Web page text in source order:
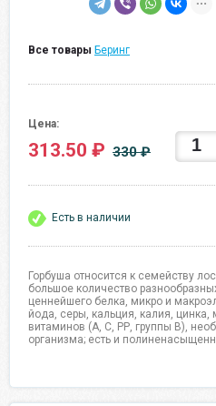
Все товары Беринг
Цена:
313.50 ₽ 330 ₽
Есть в наличии
Горбуша относится к семейству
большое количество
ценнейшего белка, микро и
йода, серы, кальция, калия,
витаминов (А, С, РР, группы В),
организма; есть и